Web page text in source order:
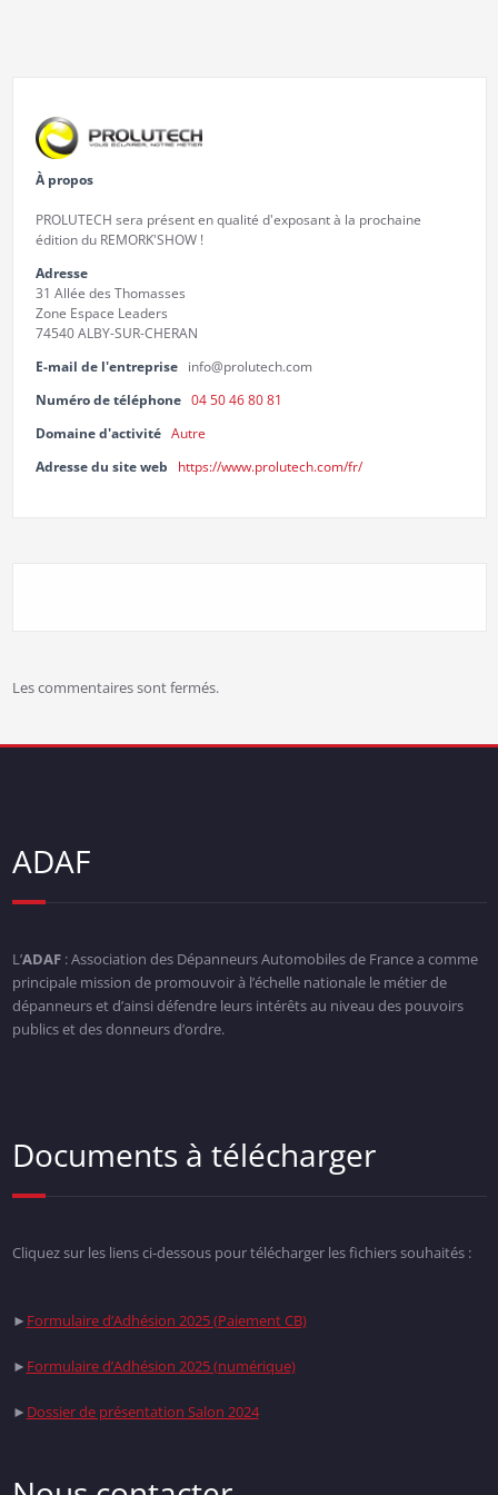
À propos
PROLUTECH sera présent en qualité d'exposant à la prochaine
édition du REMORK'SHOW !
Adresse
31 Allée des Thomasses
Zone Espace Leaders
74540 ALBY-SUR-CHERAN
E-mail de l'entreprise
info@prolutech.com
Numéro de téléphone 04 50 46 80 81
Domaine d'activité Autre
Adresse du site web
https://www.prolutech.com/fr/
Les commentaires sont fermés.
ADAF
L’ADAF: Association des Dépanneurs Automobiles de France a comme
principale mission de promouvoir à l’échelle nationale le métier de
dépanneurs et d’ainsi défendre leurs intérêts au niveau des pouvoirs
publics et des donneurs d’ordre.
Documents à télécharger
Cliquez sur les liens ci-dessous pour télécharger les fichiers souhaités :
► Formulaire d’Adhésion 2025 (Paiement CB)
► Formulaire d’Adhésion 2025 (numérique)
► Dossier de présentation Salon 2024